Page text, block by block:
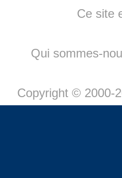
Ce site
Qui sommes-
Copyright © 2000-